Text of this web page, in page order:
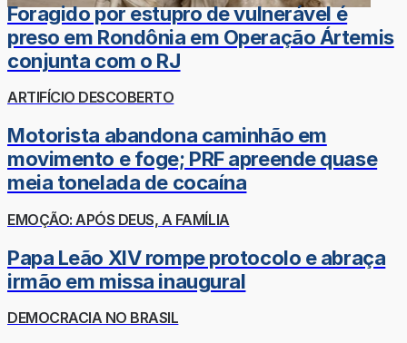
Foragido por estupro de vulnerável é
preso em Rondônia em Operação Ártemis
conjunta com o RJ
ARTIFÍCIO DESCOBERTO
Motorista abandona caminhão em
movimento e foge; PRF apreende quase
meia tonelada de cocaína
EMOÇÃO: APÓS DEUS, A FAMÍLIA
Papa Leão XIV rompe protocolo e abraça
irmão em missa inaugural
DEMOCRACIA NO BRASIL